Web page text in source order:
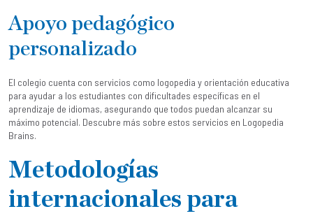
Apoyo pedagógico
personalizado
El colegio cuenta con servicios como logopedia y orientación educativa
para ayudar a los estudiantes con dificultades específicas en el
aprendizaje de idiomas, asegurando que todos puedan alcanzar su
máximo potencial. Descubre más sobre estos servicios en Logopedia
Brains.
Metodologías
internacionales para